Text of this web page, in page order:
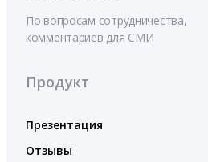
По вопросам сотрудничества,
комментариев для СМИ
Продукт
Презентация
Отзывы